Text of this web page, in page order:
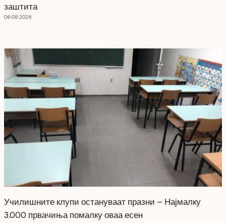
заштита
06.08.2026
Училишните клупи остануваат празни – Најмалку
3.000 првачиња помалку оваа есен